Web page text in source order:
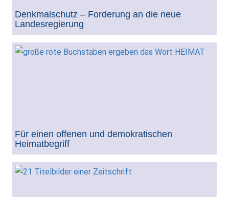
Denkmalschutz – Forderung an die neue
Landesregierung
Für einen offenen und demokratischen
Heimatbegriff